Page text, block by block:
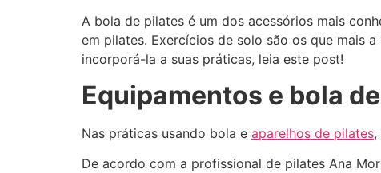
A bola de pilates é um dos acessórios mais
em pilates. Exercícios de solo são os que mais
incorporá-la a suas práticas, leia este post!
Equipamentos e bola
Nas práticas usando bola e aparelhos de pilates,
De acordo com a profissional de pilates Ana